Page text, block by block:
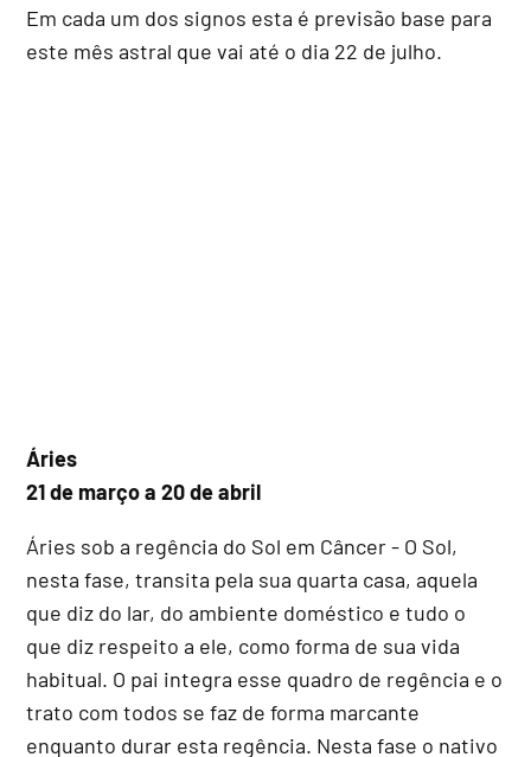
Em cada um dos signos esta é previsão base para
este mês astral que vai até o dia 22 de julho.
Áries
21 de março a 20 de abril
Áries sob a regência do Sol em Câncer - O Sol,
nesta fase, transita pela sua quarta casa, aquela
que diz do lar, do ambiente doméstico e tudo o
que diz respeito a ele, como forma de sua vida
habitual. O pai integra esse quadro de regência e o
trato com todos se faz de forma marcante
enquanto durar esta regência. Nesta fase o nativo